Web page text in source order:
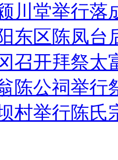
川堂举行落
东区陈凤台
召开拜祭太
陈公祠举行
村举行陈氏